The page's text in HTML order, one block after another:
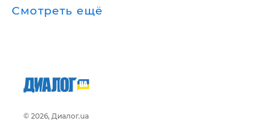
Смотреть ещё
© 2026, Диалог.ua